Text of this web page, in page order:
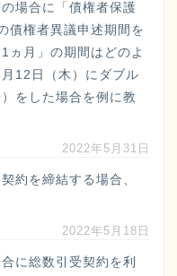
場合に「債権者保護
債権者異議申述期間を
ヵ月」の期間はどのよ
12日（木）にダブル
をした場合を例に教
2022年5月31日
約を締結する場合、
2022年5月18日
に総数引受契約を利